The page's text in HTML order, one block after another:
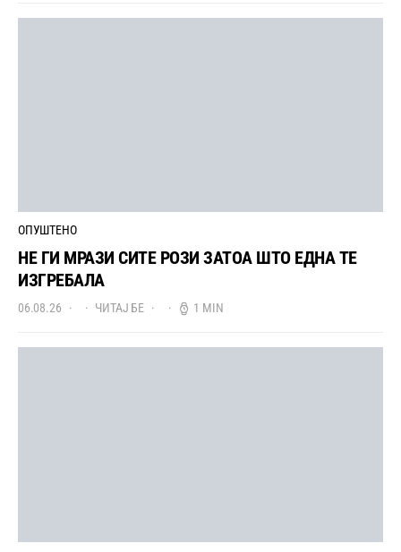
ОПУШТЕНО
НЕ ГИ МРАЗИ СИТЕ РОЗИ ЗАТОА ШТО ЕДНА ТЕ
ИЗГРЕБАЛА
06.08.26 ЧИТАЈ БЕ 1 MIN